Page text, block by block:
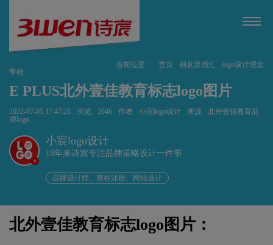
当前位置： 首页 创意灵感汇
logo设计理念
学校
E PLUS北外壹佳教育标志logo图片
2022-07-05 17:47:28 浏览 2046 作者 小宸logo设计 来源
北外壹佳教育品
牌logo
v
小宸logo设计
18年来诗宸专注品牌策略设计一件事
品牌设计师、商标注册、网站设计
北外壹佳教育标志logo图片：